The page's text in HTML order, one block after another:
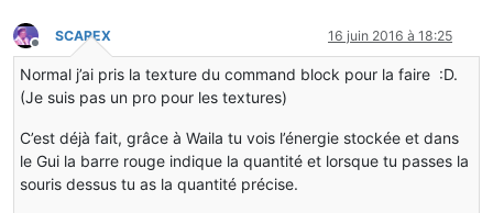
Hors-ligne
SCAREX 16 juin 2016 à 18:25
Normal j’ai pris la texture du command block pour la faire :D.
(Je suis pas un pro pour les textures)
C’est déjà fait, grâce à Waila tu vois l’énergie stockée et dans
le Gui la barre rouge indique la quantité et lorsque tu passes la
souris dessus tu as la quantité précise.